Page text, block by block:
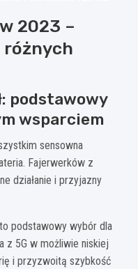
2023 –
różnych
podstawowy
wsparciem
sensowna
Fajerwerków z
działanie i przyjazny
podstawowy wybór dla
z 5G w możliwie niskiej
i przyzwoitą szybkość